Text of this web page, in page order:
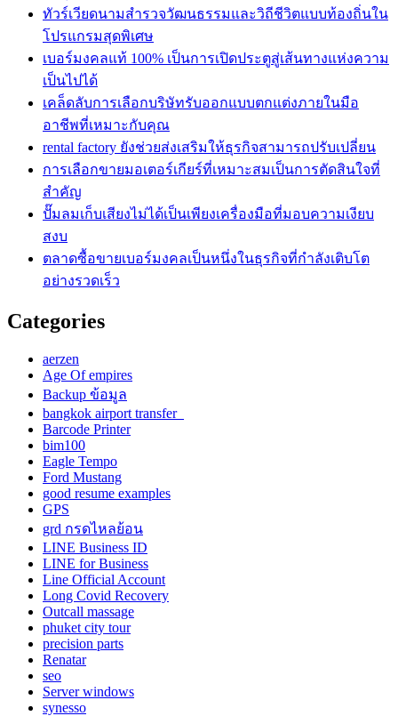
ทัวร์เวียดนามสำรวจวัฒนธรรมและวิถีชีวิตแบบท้องถิ่นใน
โปรแกรมสุดพิเศษ
เบอร์มงคลแท้ 100% เป็นการเปิดประตูสู่เส้นทางแห่งความ
เป็นไปได้
เคล็ดลับการเลือกบริษัทรับออกแบบตกแต่งภายในมือ
อาชีพที่เหมาะกับคุณ
rental factory ยังช่วยส่งเสริมให้ธุรกิจสามารถปรับเปลี่ยน
การเลือกขายมอเตอร์เกียร์ที่เหมาะสมเป็นการตัดสินใจที่
สำคัญ
ปั๊มลมเก็บเสียงไม่ได้เป็นเพียงเครื่องมือที่มอบความเงียบ
สงบ
ตลาดซื้อขายเบอร์มงคลเป็นหนึ่งในธุรกิจที่กำลังเติบโต
อย่างรวดเร็ว
Categories
aerzen
Age Of empires
Backup ข้อมูล
bangkok airport transfer
Barcode Printer
bim100
Eagle Tempo
Ford Mustang
good resume examples
GPS
grd กรดไหลย้อน
LINE Business ID
LINE for Business
Line Official Account
Long Covid Recovery
Outcall massage
phuket city tour
precision parts
Renatar
seo
Server windows
synesso